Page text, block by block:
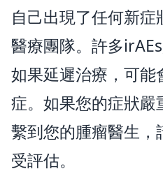
自己出現了任何新
醫療團隊。許多
如果延遲治療，可
症。如果您的症狀
繫到您的腫瘤醫生
受評估。